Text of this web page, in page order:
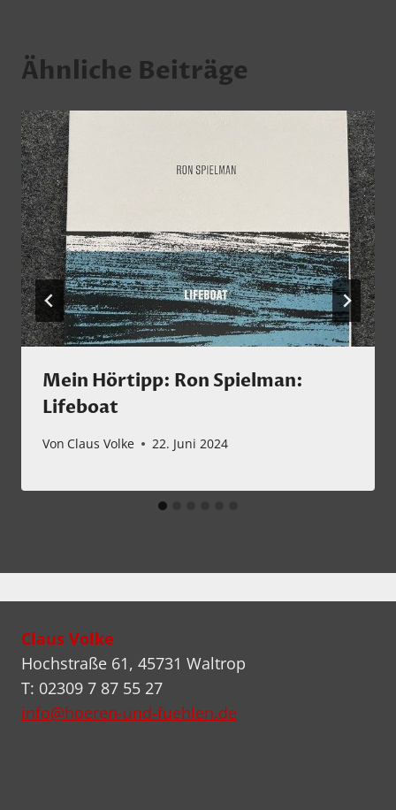
Ähnliche Beiträge
Mein Hörtipp: Ron Spielman:
Lifeboat
Von Claus Volke 22. Juni 2024
Claus Volke
Hochstraße 61, 45731 Waltrop
T: 02309 7 87 55 27
info@hoeren-und-fuehlen.de